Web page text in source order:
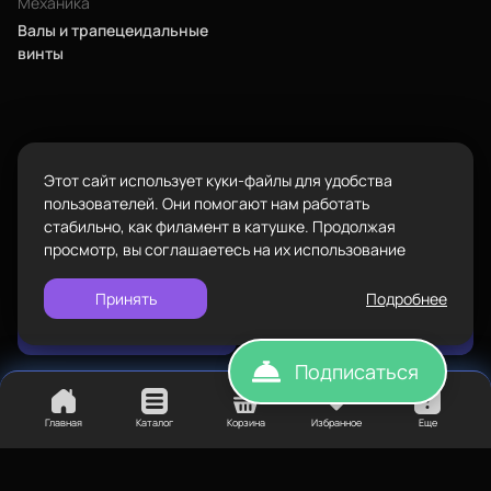
Валы и трапецеидальные
винты
Нет в наличии
Главная Каталог Корзина Избранное Еще
Сопутствующие товары
Подарочные сертификаты
Режим работы
Пн-Вс с 10:00 до 18:00
Политика конфиденциальности
Этот сайт использует куки-файлы для удобства
пользователей. Они помогают нам работать
стабильно, как филамент в катушке. Продолжая
просмотр, вы соглашаетесь на их использование
Принять Подробнее
Подписаться